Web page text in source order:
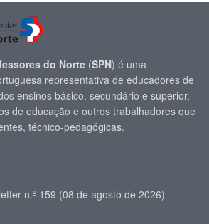
do Norte (SPN) é uma
representativa de educadores de
ensinos básico, secundário e superior,
de educação e outros trabalhadores que
técnico-pedagógicas.
n.º 159 (08 de agosto de 2026)